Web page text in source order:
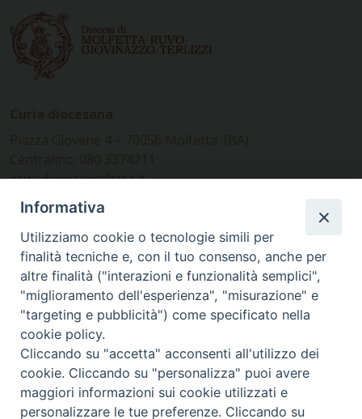
www.diocesimolfetta.it –
diocesimolfetta@pec.chiesacattolica.it
Ufficio Comunicazioni sociali
Piazza Giovene 4 – 70056 Molfetta (BA)
comunicazionisociali@diocesimolfetta.it
SEGUICI SU
Facebook
Instagram
X YouTube
Feed
Informativa
Utilizziamo cookie o tecnologie simili per
finalità tecniche e, con il tuo consenso, anche per
altre finalità ("interazioni e funzionalità semplici",
"miglioramento dell'esperienza", "misurazione" e
"targeting e pubblicità") come specificato nella
cookie policy.
Cliccando su "accetta" acconsenti all'utilizzo dei
cookie. Cliccando su "personalizza" puoi avere
maggiori informazioni sui cookie utilizzati e
personalizzare le tue preferenze. Cliccando su